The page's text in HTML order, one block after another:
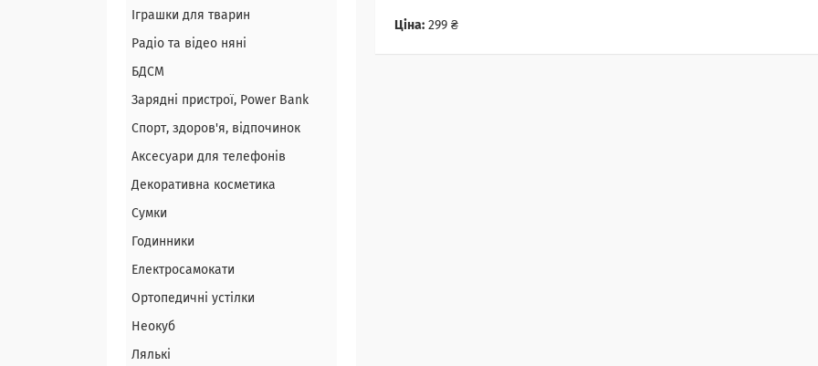
Ціна: 299 ₴
Іграшки для тварин
Радіо та відео няні
БДСМ
Зарядні пристрої, Power Bank
Спорт, здоров'я, відпочинок
Аксесуари для телефонів
Декоративна косметика
Сумки
Годинники
Електросамокати
Ортопедичні устілки
Неокуб
Лялькі